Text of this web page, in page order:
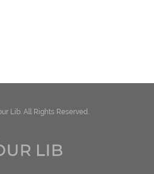
Lib. All Rights Reserved.